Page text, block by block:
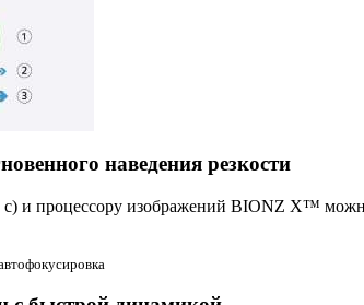
наведения резкости
и процессору изображений BIONZ X™